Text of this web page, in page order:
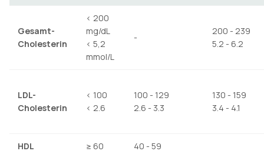
Gesamt-
Cholesterin
< 200
mg/dL
< 5,2
mmol/L
-
200 - 239
5.2 - 6.2
LDL-
Cholesterin
< 100
< 2.6
100 - 129
2.6 - 3.3
130 - 159
3.4 - 4.1
HDL
≥ 60
40 - 59